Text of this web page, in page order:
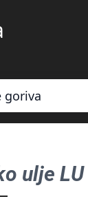
goriva
ulje